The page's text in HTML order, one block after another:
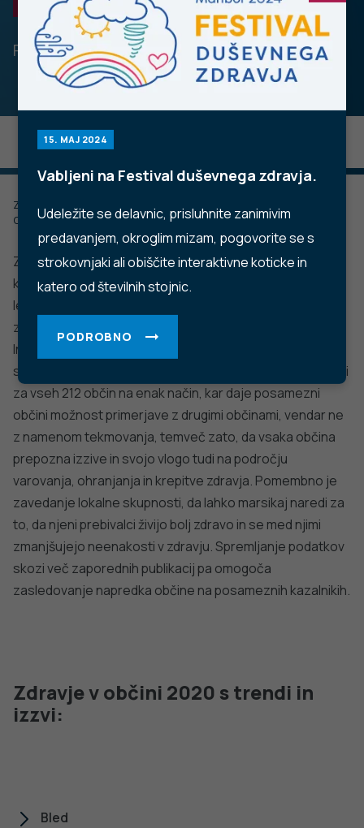
15. MAJ 2024
Vabljeni na Festival duševnega zdravja.
Udeležite se delavnic, prisluhnite zanimivim
predavanjem, okroglim mizam, pogovorite se s
strokovnjaki ali obiščite interaktivne koticke in
katero od številnih stojnic.
PODROBNO
OBMOČNA ENOTA KRANJ
Publikacije 2020
Zadnje posodobljeno: 27.11.2022
Objavljeno: 01.07.2020
Zdravje v občini predstavlja vir informacij o ključnih
kazalnikih zdravja v slovenskem prostoru, ki ga letno od
leta 2016 dalje pripravlja Nacionalni inštitut za javno
zdravje (NIJZ) v sodelovanju z drugimi organizacijami.
Informacije so predstavljene na ravni Slovenije,
statističnih regij, upravnih enot in občin. Podatki so zbrani
za vseh 212 občin na enak način, kar daje posamezni
občini možnost primerjave z drugimi občinami, vendar ne
z namenom tekmovanja, temveč zato, da vsaka občina
prepozna izzive in svojo vlogo tudi na področju
varovanja, ohranjanja in krepitve zdravja. Pomembno je
zavedanje lokalne skupnosti, da lahko marsikaj naredi za
to, da njeni prebivalci živijo bolj zdravo in se med njimi
zmanjšujejo neenakosti v zdravju. Spremljanje podatkov
skozi več zaporednih publikacij pa omogoča
zasledovanje napredka občine na posameznih kazalnikih.
Zdravje v občini 2020 s trendi in
izzvi:
Bled